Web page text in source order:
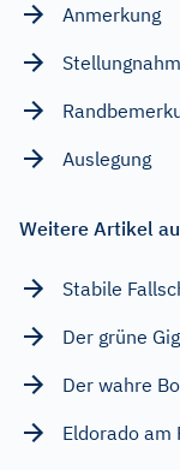
Anmerkung
Auslegung
Weitere Artikel
Stabile
Der grüne
Der wahre
Eldorado am